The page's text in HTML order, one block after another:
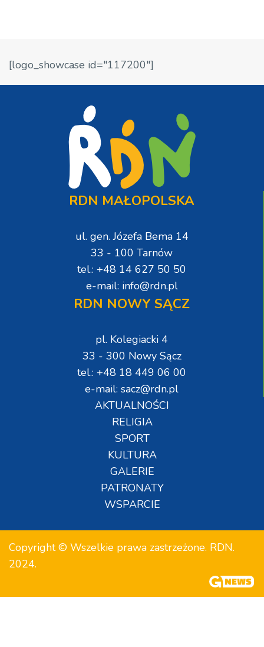
[logo_showcase id="117200"]
RDN MAŁOPOLSKA
ul. gen. Józefa Bema 14
33 - 100 Tarnów
tel.: +48 14 627 50 50
e-mail: info@rdn.pl
RDN NOWY SĄCZ
pl. Kolegiacki 4
33 - 300 Nowy Sącz
tel.: +48 18 449 06 00
e-mail: sacz@rdn.pl
AKTUALNOŚCI
RELIGIA
SPORT
KULTURA
GALERIE
PATRONATY
WSPARCIE
Copyright © Wszelkie prawa zastrzeżone. RDN.
2024.